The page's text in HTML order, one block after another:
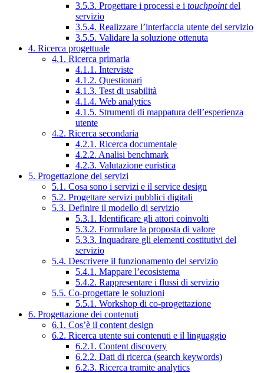
3.5.3. Progettare i processi e i touchpointdel
servizio
3.5.4. Realizzare l’interfaccia utente del servizio
3.5.5. Validare la soluzione ottenuta
4. Ricerca progettuale
4.1. Ricerca primaria
4.1.1. Interviste
4.1.2. Questionari
4.1.3. Test di usabilità
4.1.4. Web analytics
4.1.5. Strumenti di mappatura dell’esperienza
utente
4.2. Ricerca secondaria
4.2.1. Ricerca documentale
4.2.2. Analisi benchmark
4.2.3. Valutazione euristica
5. Progettazione dei servizi
5.1. Cosa sono i servizi e il service design
5.2. Progettare servizi pubblici digitali
5.3. Definire il modello di servizio
5.3.1. Identificare gli attori coinvolti
5.3.2. Formulare la proposta di valore
5.3.3. Inquadrare gli elementi costitutivi del
servizio
5.4. Descrivere il funzionamento del servizio
5.4.1. Mappare l’ecosistema
5.4.2. Rappresentare i flussi di servizio
5.5. Co-progettare le soluzioni
5.5.1. Workshop di co-progettazione
6. Progettazione dei contenuti
6.1. Cos’è il content design
6.2. Ricerca utente sui contenuti e il linguaggio
6.2.1. Content discovery
6.2.2. Dati di ricerca (search keywords)
6.2.3. Ricerca tramite analytics